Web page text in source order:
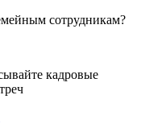
сотрудникам?
кадровые